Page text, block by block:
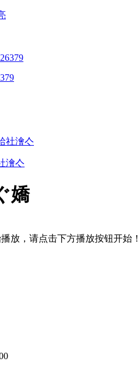
澮亽
嬌
放，请点击下方播放按钮开始！